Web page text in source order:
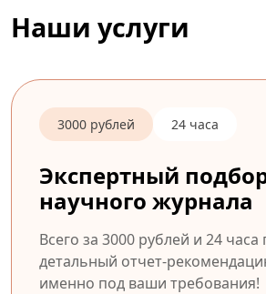
Наши услуги
3000 рублей 24 часа
Экспертный
научного журнала
Всего за 3000 рублей и 24 часа
детальный отчет-
именно под ваши требования!